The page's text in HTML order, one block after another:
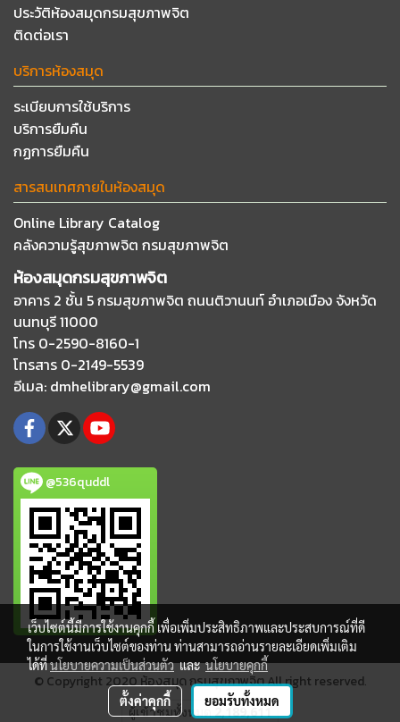
ประวัติห้องสมุดกรมสุขภาพจิต
ติดต่อเรา
บริการห้องสมุด
ระเบียบการใช้บริการ
บริการยืมคืน
กฏการยืมคืน
สารสนเทศภายในห้องสมุด
Online Library Catalog
คลังความรู้สุขภาพจิต กรมสุขภาพจิต
ห้องสมุดกรมสุขภาพจิต
อาคาร 2 ชั้น 5 กรมสุขภาพจิต ถนนติวานนท์ อำเภอเมือง จังหวัด
นนทบุรี 11000
โทร 0-2590-8160-1
โทรสาร 0-2149-5539
อีเมล: dmhelibrary@gmail.com
@536quddl
© Copyright 2020 ห้องสมุด กรมสุขภาพจิต All right reserved.
ผู้เข้าชมวันนี้ 277
เว็บไซต์นี้มีการใช้งานคุกกี้ เพื่อเพิ่มประสิทธิภาพและประสบการณ์ที่ดี
ในการใช้งานเว็บไซต์ของท่าน ท่านสามารถอ่านรายละเอียดเพิ่มเติม
ได้ที่นโยบายความเป็นส่วนตัวและนโยบายคุกกี้
ตั้งค่าคุกกี้ ยอมรับทั้งหมด